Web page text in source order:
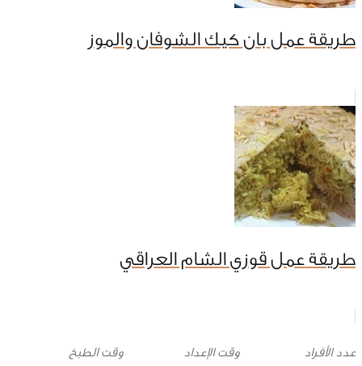
طريقة عمل بان كيك الشوفان والموز
طريقة عمل قوزي الشام العراقي
وقت الإعداد
وقت الطبخ